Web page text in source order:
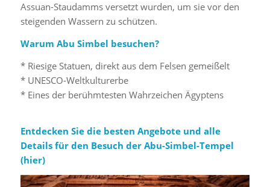
Assuan-Staudamms versetzt wurden, um sie vor den
steigenden Wassern zu schützen.
Warum Abu Simbel besuchen?
* Riesige Statuen, direkt aus dem Felsen gemeißelt
* UNESCO-Weltkulturerbe
* Eines der berühmtesten Wahrzeichen Ägyptens
Entdecken Sie die besten Angebote und alle
Details für den Besuch der Abu-Simbel-Tempel
(hier)